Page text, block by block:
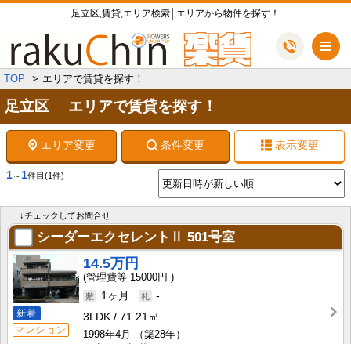
足立区,賃貸,エリア検索│エリアから物件を探す！
TOP エリアで賃貸を探す！
足立区 エリアで賃貸を探す！
エリア変更 条件変更 表示変更
1～1件目 (1件)
↓チェックしてお問合せ
シーダーエクセレントⅡ 501号室
新着
マンション
14.5万円
15000円
1ヶ月
-
3LDK
71.21㎡
1998年4月
（築28年）